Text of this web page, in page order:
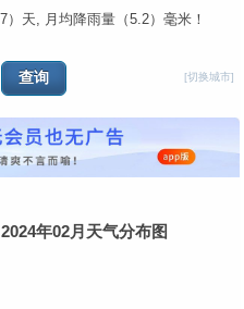
天, 月均降雨量（5.2）毫米！
[切换城市]
年02月天气分布图